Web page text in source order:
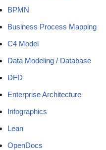
BPMN
Business Process Mapping
C4 Model
Data Modeling / Database
DFD
Enterprise Architecture
Infographics
Lean
OpenDocs